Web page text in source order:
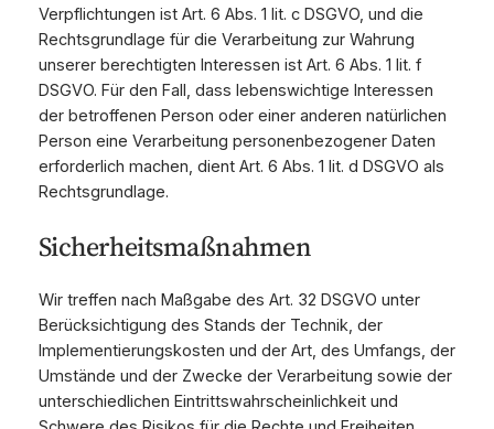
Verpflichtungen ist Art. 6 Abs. 1 lit. c DSGVO, und die
Rechtsgrundlage für die Verarbeitung zur Wahrung
unserer berechtigten Interessen ist Art. 6 Abs. 1 lit. f
DSGVO. Für den Fall, dass lebenswichtige Interessen
der betroffenen Person oder einer anderen natürlichen
Person eine Verarbeitung personenbezogener Daten
erforderlich machen, dient Art. 6 Abs. 1 lit. d DSGVO als
Rechtsgrundlage.
Sicherheitsmaßnahmen
Wir treffen nach Maßgabe des Art. 32 DSGVO unter
Berücksichtigung des Stands der Technik, der
Implementierungskosten und der Art, des Umfangs, der
Umstände und der Zwecke der Verarbeitung sowie der
unterschiedlichen Eintrittswahrscheinlichkeit und